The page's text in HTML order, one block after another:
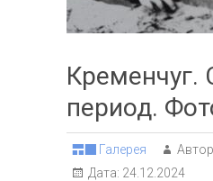
Кременчуг.
период.
Галерея
Дата: 24.12.2024